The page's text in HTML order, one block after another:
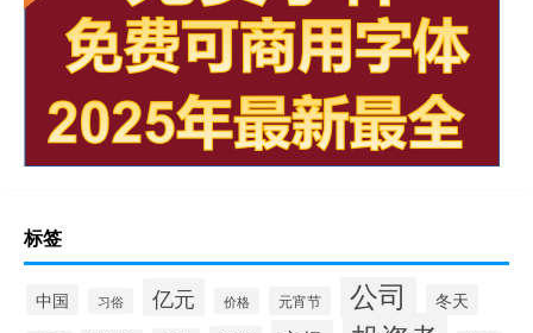
标签
中国 习俗 亿元 价格 元宵节 公司 冬天